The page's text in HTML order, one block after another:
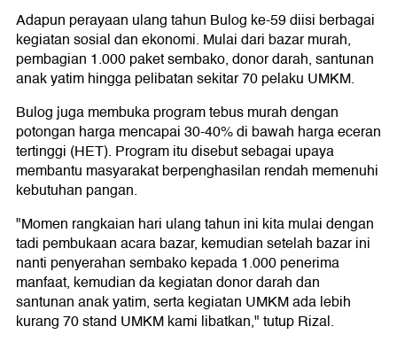
Adapun perayaan ulang tahun Bulog ke-59 diisi berbagai
kegiatan sosial dan ekonomi. Mulai dari bazar murah,
pembagian 1.000 paket sembako, donor darah, santunan
anak yatim hingga pelibatan sekitar 70 pelaku UMKM.
Bulog juga membuka program tebus murah dengan
potongan harga mencapai 30-40% di bawah harga eceran
tertinggi (HET). Program itu disebut sebagai upaya
membantu masyarakat berpenghasilan rendah memenuhi
kebutuhan pangan.
"Momen rangkaian hari ulang tahun ini kita mulai dengan
tadi pembukaan acara bazar, kemudian setelah bazar ini
nanti penyerahan sembako kepada 1.000 penerima
manfaat, kemudian da kegiatan donor darah dan
santunan anak yatim, serta kegiatan UMKM ada lebih
kurang 70 stand UMKM kami libatkan," tutup Rizal.